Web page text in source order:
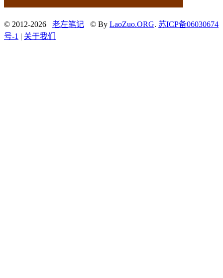
© 2012-2026 老左笔记 © By LaoZuo.ORG. 苏ICP备06030674
号-1 | 关于我们